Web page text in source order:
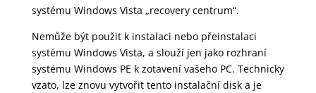
systému Windows Vista „recovery centrum“.
Nemůže být použit k instalaci nebo přeinstalaci
systému Windows Vista, a slouží jen jako rozhraní
systému Windows PE k zotavení vašeho PC. Technicky
vzato, lze znovu vytvořit tento instalační disk a je